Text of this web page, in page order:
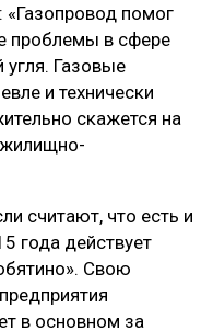
помог
проблемы в сфере
Газовые
и технически
скажется на
жилищно-
считают, что есть и
года действует
Свою
в основном за